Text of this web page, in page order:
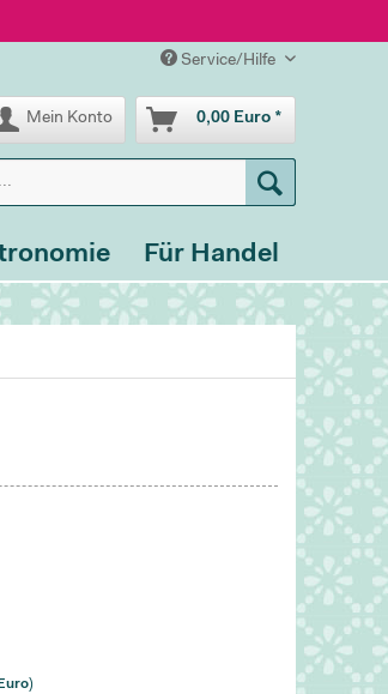
Service/Hilfe
Mein Konto 0,00 Euro *
Für Handel
)